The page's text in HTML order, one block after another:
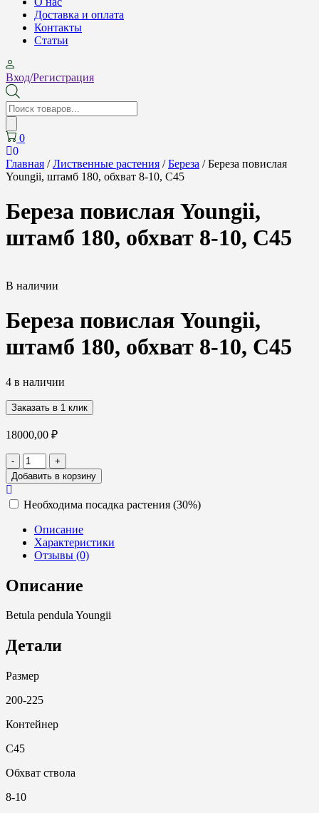
Доставка и оплата
Контакты
Cтатьи
Вход/Регистрация
Поиск
товаров
0
0
Главная /Лиственные растения /Береза / Береза повислая
Youngii, штамб 180, обхват 8-10, С45
Береза повислая Youngii,
штамб 180, обхват 8-10, С45
В наличии
Береза повислая Youngii,
штамб 180, обхват 8-10, С45
4 в наличии
Заказать в 1 клик
18000,00 ₽
-
Количество
товара
Береза
Youngii,
штамб
180,
обхват
8-
С45
+
Добавить в корзину
Необходима посадка растения (30%)
Описание
Характеристики
Отзывы (0)
Описание
Betula pendula Youngii
Детали
Размер
200-225
Контейнер
С45
Обхват ствола
8-10